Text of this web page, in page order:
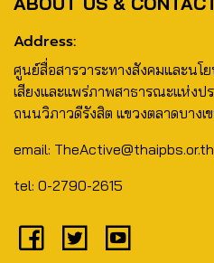
Address:
ศูนย์สื่อสารวาระทางสังคมและนโ
เสียงและแพร่ภาพสาธารณะแห่งป
ถนนวิภาวดีรังสิต แขวงตลาดบางเ
email: TheActive@thaipbs.or.th
tel: 0-2790-2615